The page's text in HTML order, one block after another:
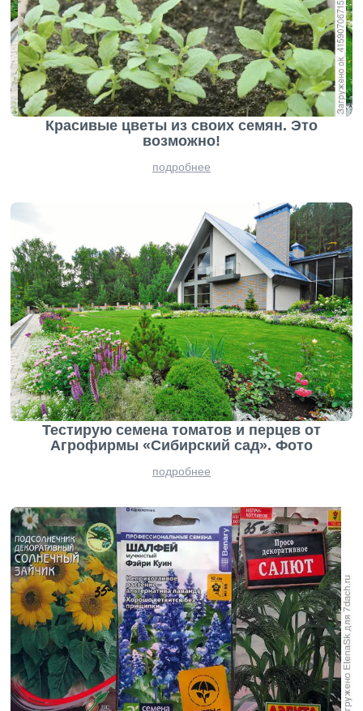
Красивые цветы из своих семян. Это
возможно!
подробнее
Тестирую семена томатов и перцев от
Агрофирмы «Сибирский сад». Фото
подробнее